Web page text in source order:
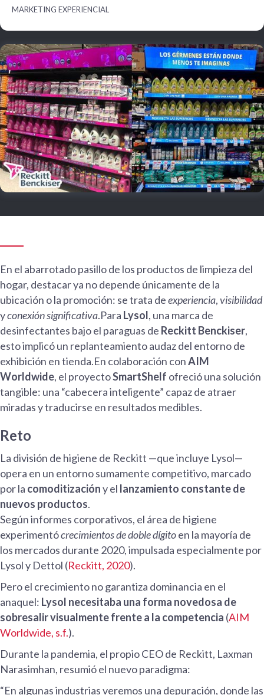
MARKETING EXPERIENCIAL
En el abarrotado pasillo de los productos de limpieza del
hogar, destacar ya no depende únicamente de la
ubicación o la promoción: se trata deexperiencia,visibilidad
yconexión significativa.Para Lysol, una marca de
desinfectantes bajo el paraguas de Reckitt Benckiser,
esto implicó un replanteamiento audaz del entorno de
exhibición en tienda.En colaboración conAIM
Worldwide, el proyectoSmartShelf ofreció una solución
tangible: una “cabecera inteligente” capaz de atraer
miradas y traducirse en resultados medibles.
Reto
La división de higiene de Reckitt —que incluye Lysol—
opera en un entorno sumamente competitivo, marcado
por la comoditizacióny el lanzamiento constante de
nuevos productos.
Según informes corporativos, el área de higiene
experimentócrecimientos de doble dígitoen la mayoría de
los mercados durante 2020, impulsada especialmente por
Lysol y Dettol (Reckitt, 2020).
Pero el crecimiento no garantiza dominancia en el
anaquel: Lysol necesitaba una forma novedosa de
sobresalir visualmente frente a la competencia (AIM
Worldwide, s.f.).
Durante la pandemia, el propio CEO de Reckitt, Laxman
Narasimhan, resumió el nuevo paradigma:
“En algunas industrias veremos una depuración, donde las